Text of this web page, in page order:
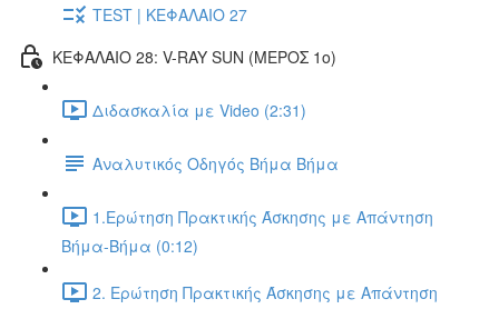
TEST | ΚΕΦΑΛΑΙΟ 27
ΚΕΦΑΛΑΙΟ 28: V-RAY SUN (ΜΕΡΟΣ 1o)
Διδασκαλία με Video (2:31)
Αναλυτικός Οδηγός Βήμα Βήμα
1.Ερώτηση Πρακτικής Άσκησης με Απάντηση
Βήμα-Βήμα (0:12)
2. Ερώτηση Πρακτικής Άσκησης με Απάντηση